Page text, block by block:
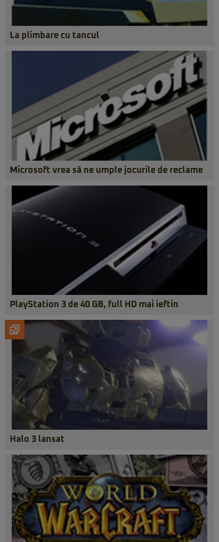
La plimbare cu tancul
Microsoft vrea să ne umple jocurile de reclame
PlayStation 3 de 40 GB, full HD mai ieftin
Halo 3 lansat